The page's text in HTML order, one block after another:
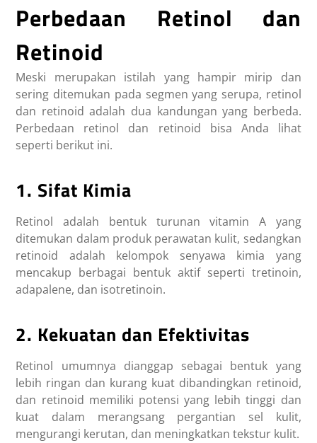
Perbedaan Retinol dan
Retinoid
Meski merupakan istilah yang hampir mirip dan
sering ditemukan pada segmen yang serupa, retinol
dan retinoid adalah dua kandungan yang berbeda.
Perbedaan retinol dan retinoid bisa Anda lihat
seperti berikut ini.
1. Sifat Kimia
Retinol adalah bentuk turunan vitamin A yang
ditemukan dalam produk perawatan kulit, sedangkan
retinoid adalah kelompok senyawa kimia yang
mencakup berbagai bentuk aktif seperti tretinoin,
adapalene, dan isotretinoin.
2. Kekuatan dan Efektivitas
Retinol umumnya dianggap sebagai bentuk yang
lebih ringan dan kurang kuat dibandingkan retinoid,
dan retinoid memiliki potensi yang lebih tinggi dan
kuat dalam merangsang pergantian sel kulit,
mengurangi kerutan, dan meningkatkan tekstur kulit.